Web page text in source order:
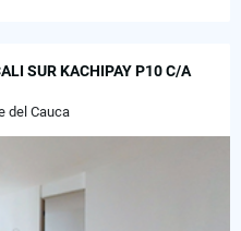
SUR KACHIPAY P10 C/A
del Cauca